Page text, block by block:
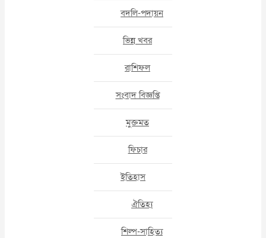
বদলি-পদায়ন
ভিন্ন খবর
রাশিফল
সংবাদ বিজ্ঞপ্তি
মুক্তমত
ফিচার
ইতিহাস
ঐতিহ্য
শিল্প-সাহিত্য